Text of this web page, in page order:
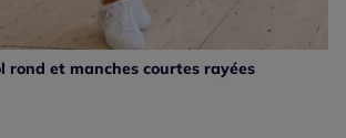
rond et manches courtes rayées